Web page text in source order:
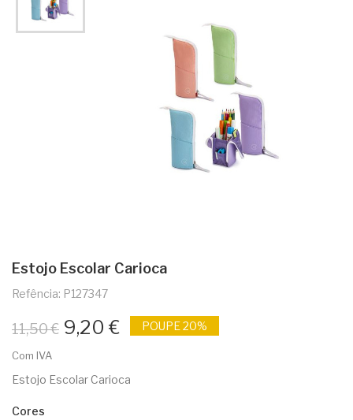
Estojo Escolar Carioca
Refência: P127347
11,50 € 9,20 € POUPE 20%
Com IVA
Estojo Escolar Carioca
Cores